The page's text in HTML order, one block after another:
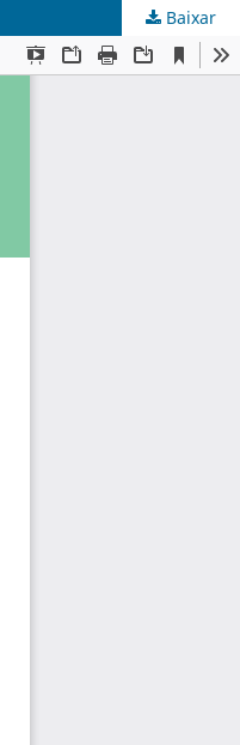
Baixar